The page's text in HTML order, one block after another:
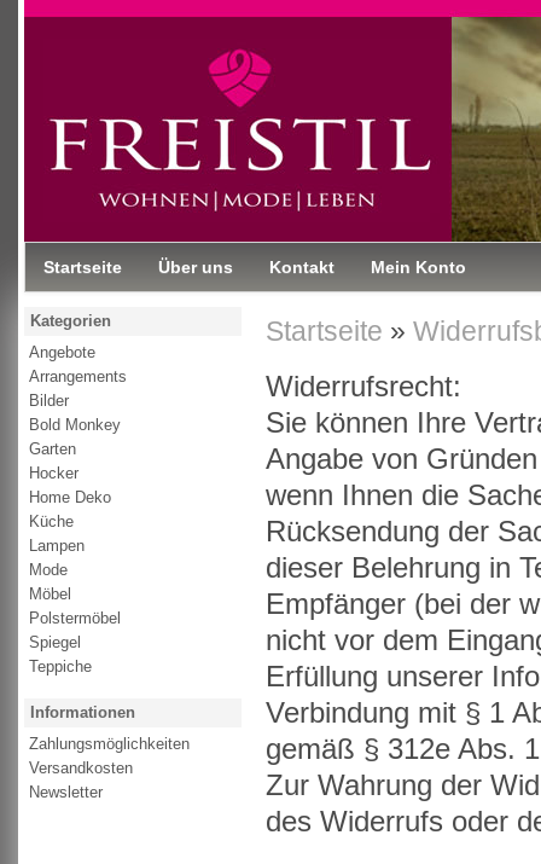
Startseite Über uns Kontakt Mein Konto
Startseite »
Widerrufsrecht:
Sie können Ihre
Angabe von
wenn Ihnen die
Rücksendung der
dieser Belehrung in
Empfänger (bei der
nicht vor dem
Erfüllung unserer
Verbindung mit § 1
gemäß § 312e Abs.
Zur Wahrung der
des Widerrufs oder
Kategorien
Angebote
Arrangements
Bilder
Bold Monkey
Garten
Hocker
Home Deko
Küche
Lampen
Mode
Möbel
Polstermöbel
Spiegel
Teppiche
Informationen
Zahlungsmöglichkeiten
Versandkosten
Newsletter